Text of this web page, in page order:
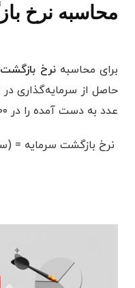
محاسبه نرخ
برای محاسبهنرخ
حاصل از سرمایه‌گذاری
عدد به دست آمده را در ۱۰۰ ضرب نمایید:
نرخ بازگشت سرمایه =